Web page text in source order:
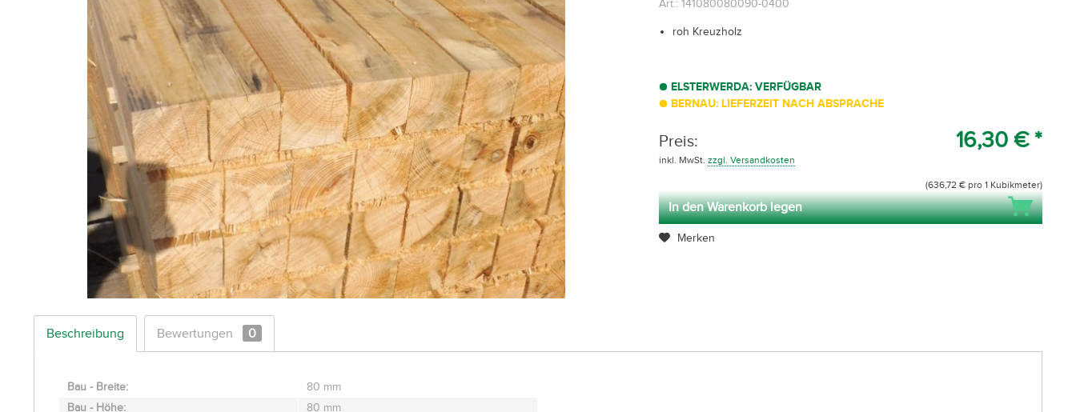
Art.: 141080080090-0400
roh Kreuzholz
ELSTERWERDA: VERFÜGBAR
BERNAU: LIEFERZEIT NACH ABSPRACHE
Preis: 16,30 € *
inkl. MwSt.zzgl. Versandkosten
(636,72 € pro 1 Kubikmeter)
In den Warenkorb legen
Merken
Beschreibung Bewertungen 0
Bau - Breite:
80 mm
Bau - Höhe:
80 mm